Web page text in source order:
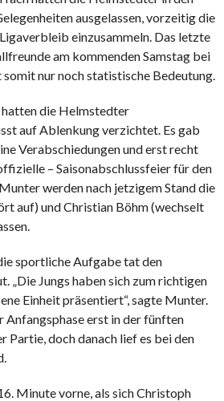
ausgelassen, vorzeitig die
einzusammeln. Das letzte
am kommenden Samstag bei
nur noch statistische Bedeutung.
die Helmstedter
auf Ablenkung verzichtet. Es gab
Verabschiedungen und erst recht
– Saisonabschlussfeier für den
werden nach jetzigem Stand die
auf) und Christian Böhm (wechselt
sportliche Aufgabe tat den
„Die Jungs haben sich zum richtigen
Einheit präsentiert“, sagte Munter.
Anfangsphase erst in der fünften
Partie, doch danach lief es bei den
Minute vorne, als sich Christoph